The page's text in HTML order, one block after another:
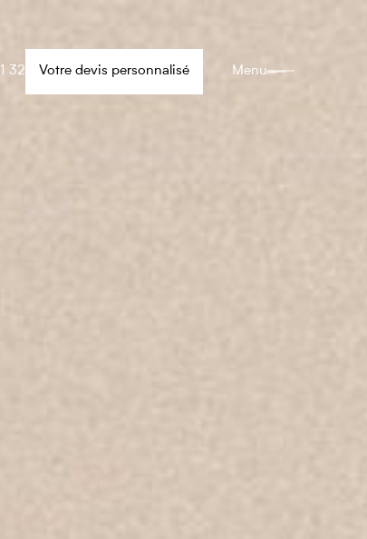
32 Votre devis personnalisé Menu